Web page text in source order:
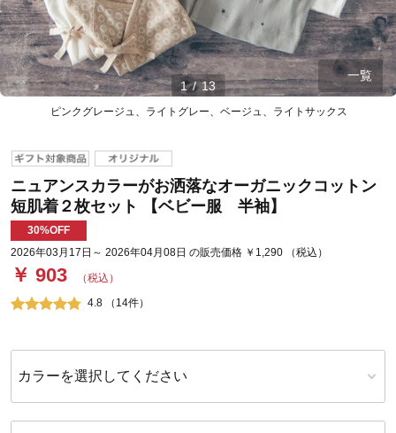
ピンクグレージュ、ライトグレー、ベージュ、ライトサックス
1 / 13
一覧
ニュアンスカラーがお洒落なオーガニックコットン
短肌着２枚セット 【ベビー服 半袖】
30%OFF
2026年03月17日～ 2026年04月08日 の販売価格 ￥1,290 （税込）
￥ 903 （税込）
4.8 （14件）
カラーを選択してください